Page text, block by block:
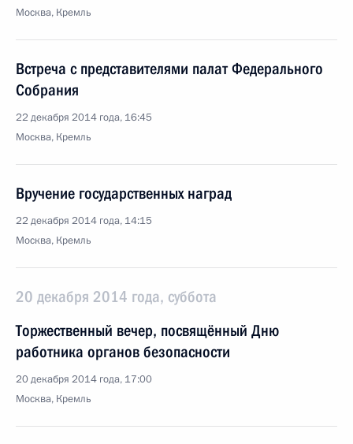
Москва, Кремль
Встреча с представителями палат Федерального
Собрания
22 декабря 2014 года, 16:45
Москва, Кремль
Вручение государственных наград
22 декабря 2014 года, 14:15
Москва, Кремль
20 декабря 2014 года, суббота
Торжественный вечер, посвящённый Дню
работника органов безопасности
20 декабря 2014 года, 17:00
Москва, Кремль